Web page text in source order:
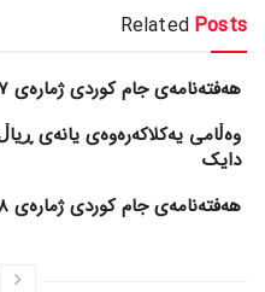
Related Posts
هەفتەنامەی جام کوردی ژمارەی 427
وەڵامی یەکلاکەرەوەی یانەی
دایک
هەفتەنامەی جام کوردی ژمارەی 328